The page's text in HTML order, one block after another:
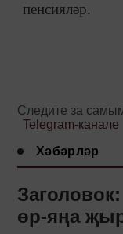
пенсияләр.
Следите за
Telegram-канале
Хәбәрләр
өр-яңа